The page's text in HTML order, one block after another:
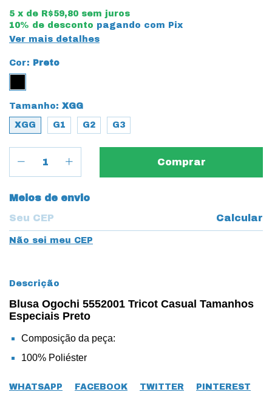
5 x de R$59,80 sem juros
10% de desconto pagando com Pix
Ver mais detalhes
Cor: Preto
Tamanho: XGG
XGG G1 G2 G3
Entregas para o CEP:
Meios de envio
Calcular
Não sei meu CEP
Descrição
Blusa Ogochi 5552001 Tricot Casual Tamanhos
Especiais Preto
Composição da peça:
100% Poliéster
WHATSAPP FACEBOOK TWITTER PINTEREST